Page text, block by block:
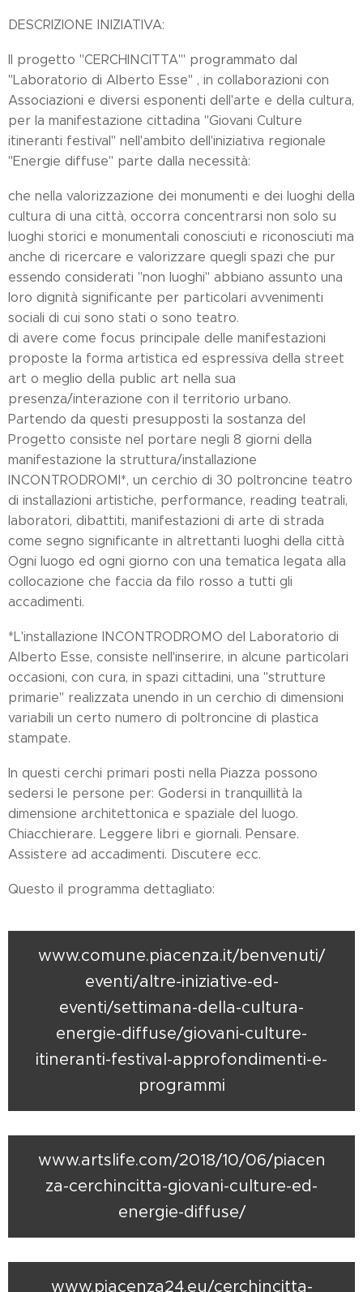
DESCRIZIONE INIZIATIVA:
Il progetto "CERCHINCITTA'" programmato dal
"Laboratorio di Alberto Esse" , in collaborazioni con
Associazioni e diversi esponenti dell'arte e della cultura,
per la manifestazione cittadina "Giovani Culture
itineranti festival" nell'ambito dell'iniziativa regionale
"Energie diffuse" parte dalla necessità:
che nella valorizzazione dei monumenti e dei luoghi della
cultura di una città, occorra concentrarsi non solo su
luoghi storici e monumentali conosciuti e riconosciuti ma
anche di ricercare e valorizzare quegli spazi che pur
essendo considerati "non luoghi" abbiano assunto una
loro dignità significante per particolari avvenimenti
sociali di cui sono stati o sono teatro.
di avere come focus principale delle manifestazioni
proposte la forma artistica ed espressiva della street
art o meglio della public art nella sua
presenza/interazione con il territorio urbano.
Partendo da questi presupposti la sostanza del
Progetto consiste nel portare negli 8 giorni della
manifestazione la struttura/installazione
INCONTRODROMI*, un cerchio di 30 poltroncine teatro
di installazioni artistiche, performance, reading teatrali,
laboratori, dibattiti, manifestazioni di arte di strada
come segno significante in altrettanti luoghi della città
Ogni luogo ed ogni giorno con una tematica legata alla
collocazione che faccia da filo rosso a tutti gli
accadimenti.
*L'installazione INCONTRODROMO del Laboratorio di
Alberto Esse, consiste nell'inserire, in alcune particolari
occasioni, con cura, in spazi cittadini, una "strutture
primarie" realizzata unendo in un cerchio di dimensioni
variabili un certo numero di poltroncine di plastica
stampate.
In questi cerchi primari posti nella Piazza possono
sedersi le persone per: Godersi in tranquillità la
dimensione architettonica e spaziale del luogo.
Chiacchierare. Leggere libri e giornali. Pensare.
Assistere ad accadimenti. Discutere ecc.
Questo il programma dettagliato:
www.comune.piacenza.it/benvenuti/
eventi/altre-iniziative-ed-
eventi/settimana-della-cultura-
energie-diffuse/giovani-culture-
itineranti-festival-approfondimenti-e-
programmi
www.artslife.com/2018/10/06/piacen
za-cerchincitta-giovani-culture-ed-
energie-diffuse/
www.piacenza24.eu/cerchincitta-